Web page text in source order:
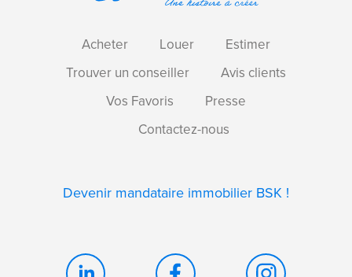
Acheter Louer
Estimer
Trouver un conseiller
Avis clients
Vos Favoris
Presse
Contactez-nous
Devenir mandataire immobilier BSK !